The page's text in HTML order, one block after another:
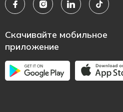
Скачивайте мобильное
приложение